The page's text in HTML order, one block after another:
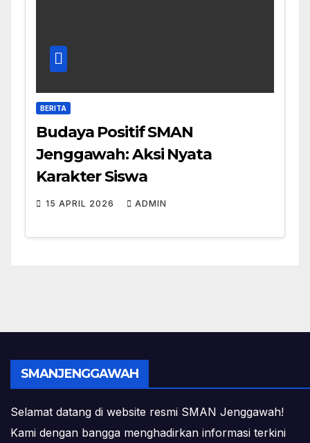
BERITA
Budaya Positif SMAN
Jenggawah: Aksi Nyata
Karakter Siswa
15 APRIL 2026 ADMIN
SMANJENGGAWAH
Selamat datang di website resmi SMAN Jenggawah!
Kami dengan bangga menghadirkan informasi terkini